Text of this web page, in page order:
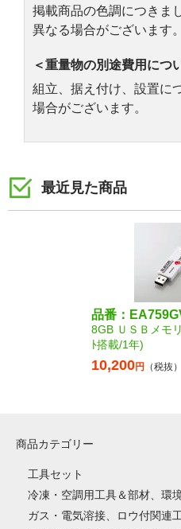
掲載商品の色調につきま
異なる場合がございます。
＜重量物の別途費用につ
組立、据え付け、設置に
場合がございます。
最近見た商品
品番：
8GB ＵＳＢメモ
ﾄ搭載/1年)
10,200円 （税抜）
商品カテゴリー
工具セット
冷凍・空調用工具＆部材、環
ガス・電気溶接、ロウ付関連